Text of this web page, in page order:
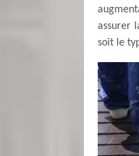
assurer
soit le